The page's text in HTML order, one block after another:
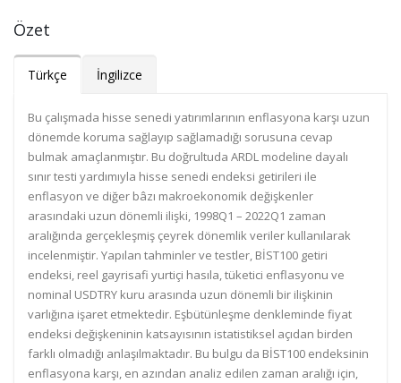
Özet
Türkçe İngilizce
Bu çalışmada hisse senedi yatırımlarının enflasyona karşı uzun
dönemde koruma sağlayıp sağlamadığı sorusuna cevap
bulmak amaçlanmıştır. Bu doğrultuda ARDL modeline dayalı
sınır testi yardımıyla hisse senedi endeksi getirileri ile
enflasyon ve diğer bâzı makroekonomik değişkenler
arasındaki uzun dönemli ilişki, 1998Q1 – 2022Q1 zaman
aralığında gerçekleşmiş çeyrek dönemlik veriler kullanılarak
incelenmiştir. Yapılan tahminler ve testler, BİST100 getiri
endeksi, reel gayrisafi yurtiçi hasıla, tüketici enflasyonu ve
nominal USDTRY kuru arasında uzun dönemli bir ilişkinin
varlığına işaret etmektedir. Eşbütünleşme denkleminde fiyat
endeksi değişkeninin katsayısının istatistiksel açıdan birden
farklı olmadığı anlaşılmaktadır. Bu bulgu da BİST100 endeksinin
enflasyona karşı, en azından analiz edilen zaman aralığı için,